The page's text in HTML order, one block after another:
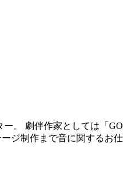
。 劇伴作家としては「
ジ制作まで音に関するお